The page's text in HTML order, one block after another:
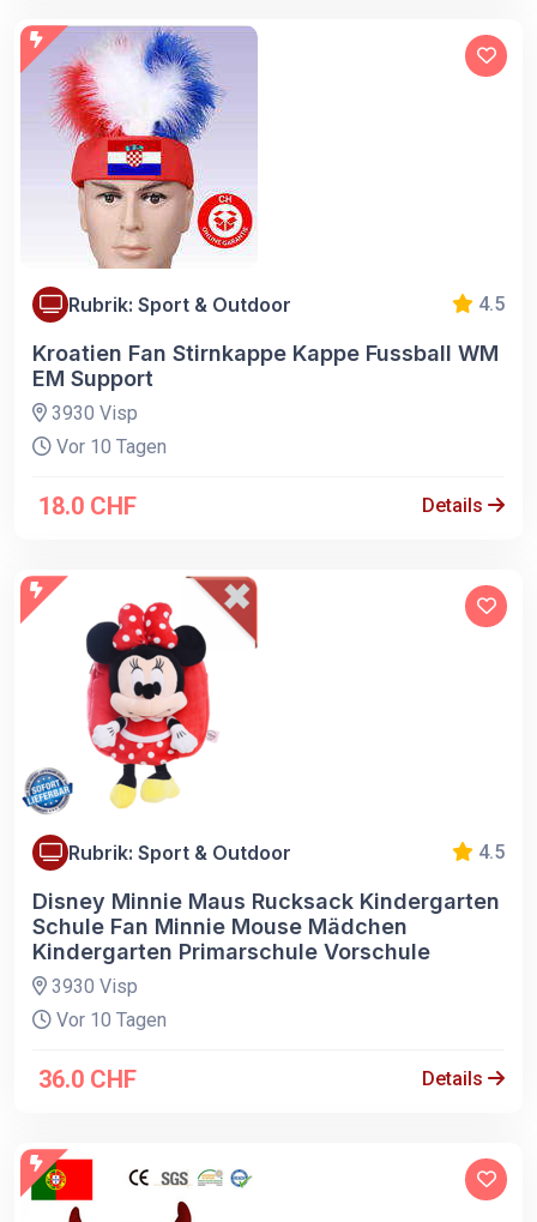
Rubrik: Sport & Outdoor 4.5
Kroatien Fan Stirnkappe Kappe Fussball WM
EM Support
3930 Visp
Vor 10 Tagen
18.0 CHF Details
Rubrik: Sport & Outdoor 4.5
Disney Minnie Maus Rucksack Kindergarten
Schule Fan Minnie Mouse Mädchen
Kindergarten Primarschule Vorschule
3930 Visp
Vor 10 Tagen
36.0 CHF Details